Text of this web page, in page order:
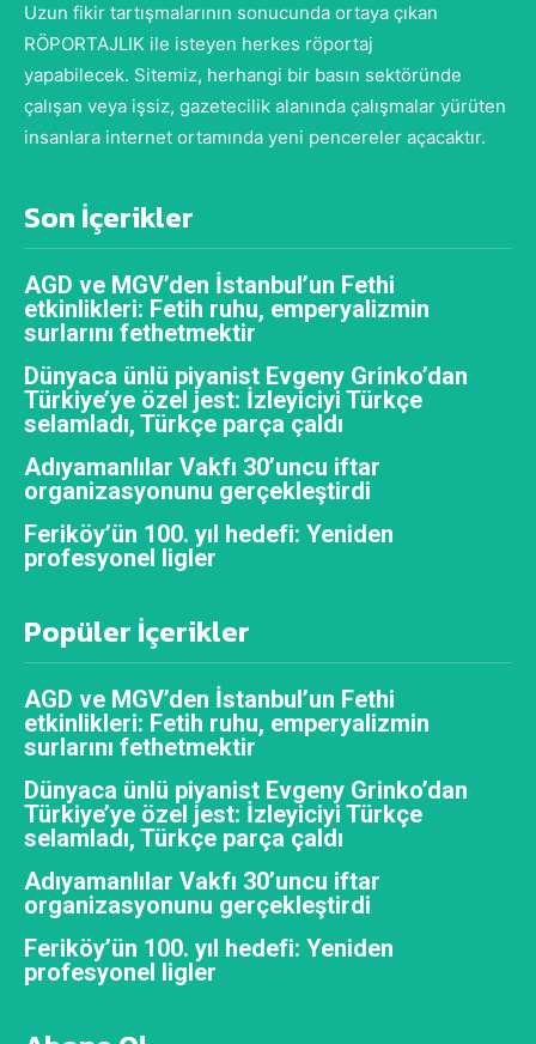
Uzun fikir tartışmalarının sonucunda ortaya çıkan
RÖPORTAJLIK ile isteyen herkes röportaj
yapabilecek. Sitemiz, herhangi bir basın sektöründe
çalışan veya işsiz, gazetecilik alanında çalışmalar yürüten
insanlara internet ortamında yeni pencereler açacaktır.
Son İçerikler
AGD ve MGV’den İstanbul’un Fethi
etkinlikleri: Fetih ruhu, emperyalizmin
surlarını fethetmektir
Dünyaca ünlü piyanist Evgeny Grinko’dan
Türkiye’ye özel jest: İzleyiciyi Türkçe
selamladı, Türkçe parça çaldı
Adıyamanlılar Vakfı 30’uncu iftar
organizasyonunu gerçekleştirdi
Feriköy’ün 100. yıl hedefi: Yeniden
profesyonel ligler
Popüler İçerikler
AGD ve MGV’den İstanbul’un Fethi
etkinlikleri: Fetih ruhu, emperyalizmin
surlarını fethetmektir
Dünyaca ünlü piyanist Evgeny Grinko’dan
Türkiye’ye özel jest: İzleyiciyi Türkçe
selamladı, Türkçe parça çaldı
Adıyamanlılar Vakfı 30’uncu iftar
organizasyonunu gerçekleştirdi
Feriköy’ün 100. yıl hedefi: Yeniden
profesyonel ligler